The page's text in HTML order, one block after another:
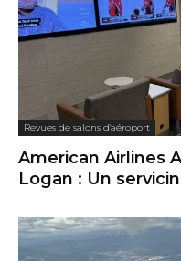
Revues de salons d'aéroport
American Airlines
Logan : Un